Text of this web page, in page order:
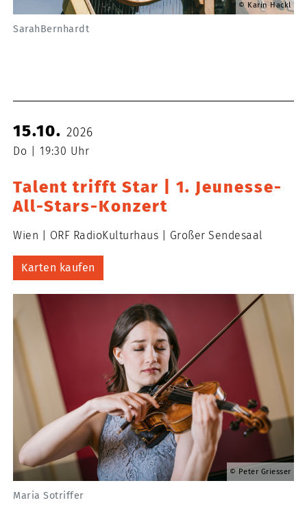
Karin Hackl
SarahBernhardt
15.10.2026
Do 19:30 Uhr
Talent trifft Star | 1. Jeunesse-
All-Stars-Konzert
Wien ORF RadioKulturhaus Großer Sendesaal
Karten kaufen
Peter Griesser
Maria Sotriffer